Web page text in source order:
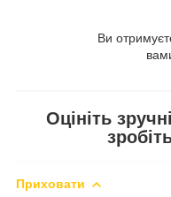
Ви
Оцініть
Приховати